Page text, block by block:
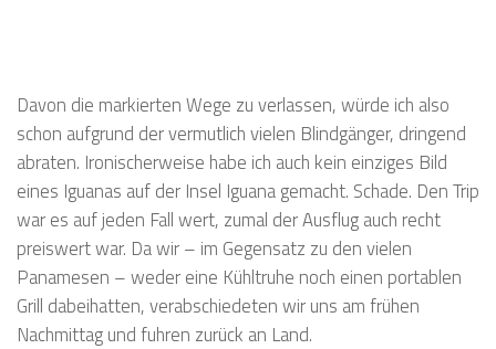
Davon die markierten Wege zu verlassen, würde ich also
schon aufgrund der vermutlich vielen Blindgänger, dringend
abraten. Ironischerweise habe ich auch kein einziges Bild
eines Iguanas auf der Insel Iguana gemacht. Schade. Den Trip
war es auf jeden Fall wert, zumal der Ausflug auch recht
preiswert war. Da wir – im Gegensatz zu den vielen
Panamesen – weder eine Kühltruhe noch einen portablen
Grill dabeihatten, verabschiedeten wir uns am frühen
Nachmittag und fuhren zurück an Land.